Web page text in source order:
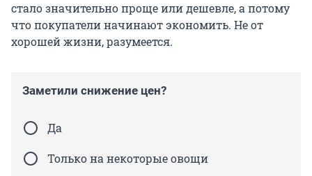
стало значительно проще или дешевле, а потому
что покупатели начинают экономить. Не от
хорошей жизни, разумеется.
Заметили снижение цен?
Да
Только на некоторые овощи